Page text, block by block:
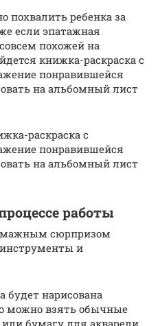
похвалить ребенка за
если эпатажная
похожей на
книжка-раскраска с
понравившейся
на альбомный лист
раскраска с
понравившейся
на альбомный лист
работы
сюрпризом
и
будет нарисована
можно взять обычные
бумагу для акварели.